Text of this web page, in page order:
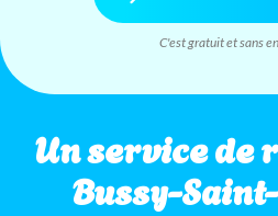
C'est gratuit et sans
Un service de
Bussy-